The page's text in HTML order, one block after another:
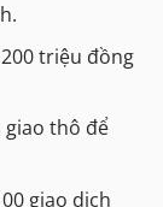
triệu đồng
giao thô để
giao dịch